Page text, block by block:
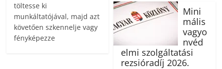
töltesse ki
munkáltatójával, majd azt
követően szkennelje vagy
fényképezze
Mini
mális
vagyo
nvéd
elmi szolgáltatási
rezsióradíj 2026.